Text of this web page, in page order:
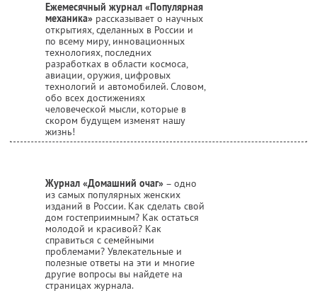
Ежемесячный журнал «Популярная
механика» рассказывает о научных
открытиях, сделанных в России и
по всему миру, инновационных
технологиях, последних
разработках в области космоса,
авиации, оружия, цифровых
технологий и автомобилей. Словом,
обо всех достижениях
человеческой мысли, которые в
скором будущем изменят нашу
жизнь!
Журнал «Домашний очаг» – одно
из самых популярных женских
изданий в России. Как сделать свой
дом гостеприимным? Как остаться
молодой и красивой? Как
справиться с семейными
проблемами? Увлекательные и
полезные ответы на эти и многие
другие вопросы вы найдете на
страницах журнала.